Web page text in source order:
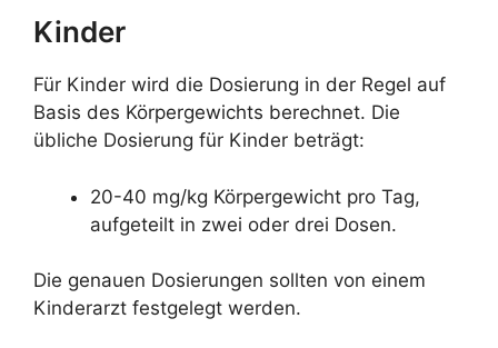
Kinder
Für Kinder wird die Dosierung in der Regel auf
Basis des Körpergewichts berechnet. Die
übliche Dosierung für Kinder beträgt:
20-40 mg/kg Körpergewicht pro Tag,
aufgeteilt in zwei oder drei Dosen.
Die genauen Dosierungen sollten von einem
Kinderarzt festgelegt werden.